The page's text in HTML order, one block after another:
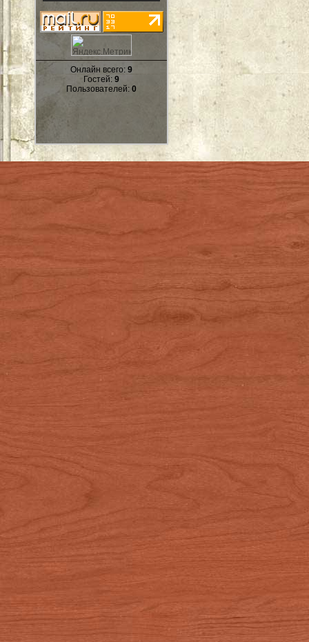
Онлайн всего: 9
Гостей: 9
Пользователей: 0